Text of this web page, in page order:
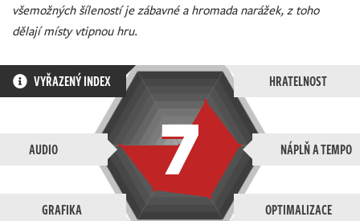
všemožných šíleností je zábavné a hromada narážek, z toho
dělají místy vtipnou hru.
7
VYŘAZENÝ INDEX HRATELNOST
NÁPLŇ A TEMPO
OPTIMALIZACE
GRAFIKA
AUDIO